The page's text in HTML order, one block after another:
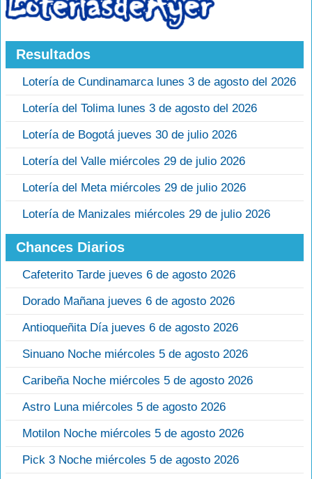
Resultados
Lotería de Cundinamarca lunes 3 de agosto del 2026
Lotería del Tolima lunes 3 de agosto del 2026
Lotería de Bogotá jueves 30 de julio 2026
Lotería del Valle miércoles 29 de julio 2026
Lotería del Meta miércoles 29 de julio 2026
Lotería de Manizales miércoles 29 de julio 2026
Chances Diarios
Cafeterito Tarde jueves 6 de agosto 2026
Dorado Mañana jueves 6 de agosto 2026
Antioqueñita Día jueves 6 de agosto 2026
Sinuano Noche miércoles 5 de agosto 2026
Caribeña Noche miércoles 5 de agosto 2026
Astro Luna miércoles 5 de agosto 2026
Motilon Noche miércoles 5 de agosto 2026
Pick 3 Noche miércoles 5 de agosto 2026